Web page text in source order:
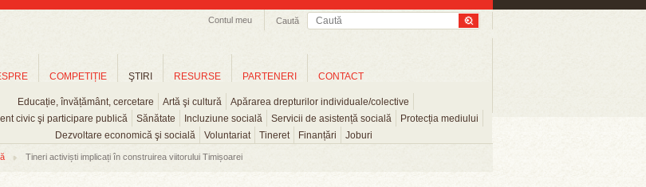
Caută
Contul meu
COMPETIȚIE ŞTIRI
Educație, învățământ, cercetare Artă şi cultură
Apărarea drepturilor individuale/colective
civic şi participare publică
Sănătate Incluziune socială Servicii de asistență socială
Protecția mediului
Dezvoltare economică şi socială
Voluntariat Tineret Finanțări Joburi
RESURSE PARTENERI CONTACT
Tineri activiști implicați în construirea viitorului Timișoarei